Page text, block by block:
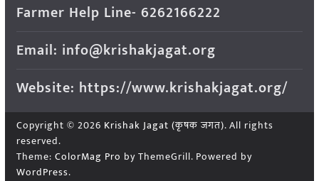
Farmer Help Line- 6262166222
Email: info@krishakjagat.org
Website: https://www.krishakjagat.org/
Copyright © 2026 Krishak Jagat (कृषक जगत). All rights
reserved.
Theme: ColorMag Pro by ThemeGrill. Powered by
WordPress.